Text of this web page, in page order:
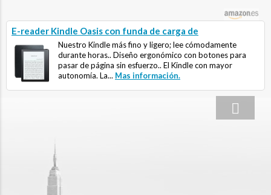
E-reader Kindle Oasis con funda de carga de
Nuestro Kindle más fino y ligero; lee cómodamente
durante horas.. Diseño ergonómico con botones para
pasar de página sin esfuerzo.. El Kindle con mayor
autonomía. La... Mas información.